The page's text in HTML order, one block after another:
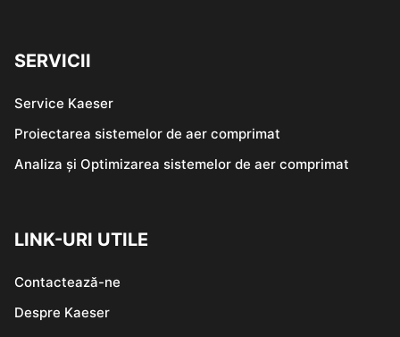
SERVICII
Service Kaeser
Proiectarea sistemelor de aer comprimat
Analiza și Optimizarea sistemelor de aer comprimat
LINK-URI UTILE
Contactează-ne
Despre Kaeser